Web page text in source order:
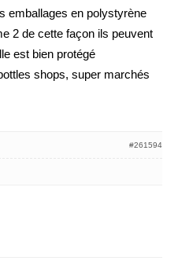
emballages en polystyrène
2 de cette façon ils peuvent
est bien protégé
shops, super marchés
#261594